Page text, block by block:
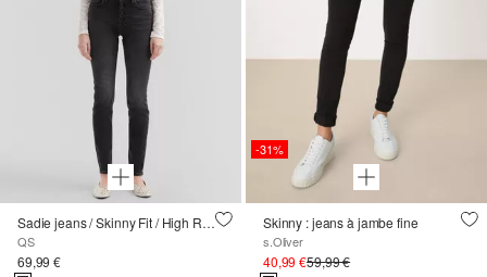
Sadie jeans / Skinny Fit / High Rise / Skinny Leg / Supersoft
QS
69,99 €
-31%
Skinny : jeans à jambe fine
s.Oliver
40,99 €59,99 €